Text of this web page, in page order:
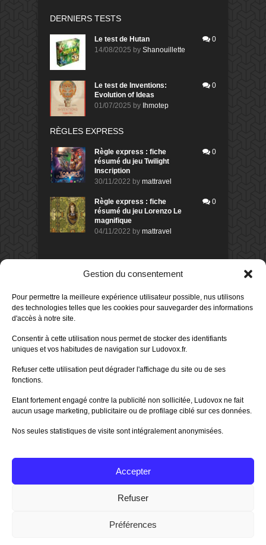
Gestion du consentement
Pour permettre la meilleure expérience utilisateur possible, nus utilisons
des technologies telles que les cookies pour sauvegarder des informations
d'accès à notre site.
Consentir à cette utilisation nous permet de stocker des identifiants
uniques et vos habitudes de navigation sur Ludovox.fr.
Refuser cette utilisation peut dégrader l'affichage du site ou de ses
fonctions.
Etant fortement engagé contre la publicité non sollicitée, Ludovox ne fait
aucun usage marketing, publicitaire ou de profilage ciblé sur ces données.
Nos seules statistiques de visite sont intégralement anonymisées.
Accepter
Refuser
Préférences
DERNIERS TESTS
Le test de Hutan
14/08/2025 by Shanouillette
0
Le test de Inventions:
Evolution of Ideas
01/07/2025 by Ihmotep
0
RÈGLES EXPRESS
Règle express : fiche
résumé du jeu Twilight
Inscription
30/11/2022 by mattravel
0
Règle express : fiche
résumé du jeu Lorenzo Le
magnifique
04/11/2022 by mattravel
0
DERNIERS AVIS DES MEMBRES
Avis de
Sur le jeu Collect!
il y a 18 heures
Avis demorlockbob
Sur le jeu Detective Box - Ciao
Publié leil y a 2 jours
80%
Sur le jeu Detective Box - Ciao
Bella
Nos Partenaires| Fat Media © 2013 All